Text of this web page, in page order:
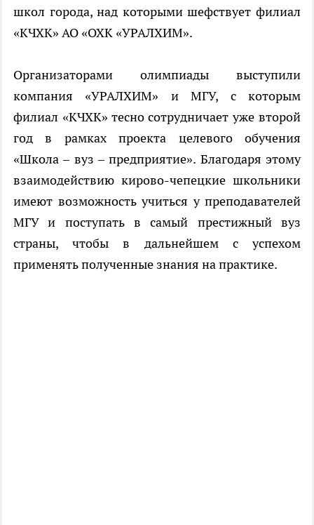
школ города, над которыми шефствует филиал
«КЧХК» АО «ОХК «УРАЛХИМ».
Организаторами олимпиады выступили
компания «УРАЛХИМ» и МГУ, с которым
филиал «КЧХК» тесно сотрудничает уже второй
год в рамках проекта целевого обучения
«Школа – вуз – предприятие». Благодаря этому
взаимодействию кирово-чепецкие школьники
имеют возможность учиться у преподавателей
МГУ и поступать в самый престижный вуз
страны, чтобы в дальнейшем с успехом
применять полученные знания на практике.